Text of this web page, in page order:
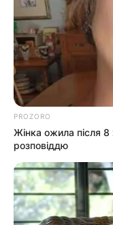
PROZORO
Жінка ожила після
розповіддю